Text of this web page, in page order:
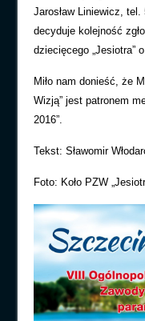
Jarosław Liniewicz,
decyduje kolejność
dziecięcego „Jesiotra”
Miło nam donieść, że
Wizją” jest patronem
2016”.
Tekst: Sławomir
Foto: Koło PZW